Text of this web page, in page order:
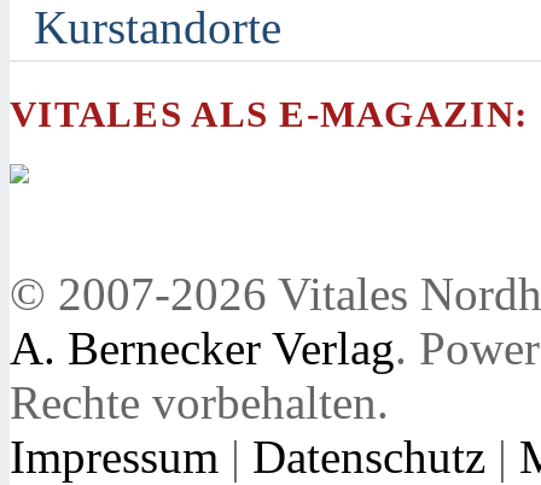
Kurstandorte
VITALES ALS E-MAGAZIN:
© 2007-2026 Vitales
A. Bernecker Verlag.
Rechte vorbehalten.
Impressum | Datenschutz |